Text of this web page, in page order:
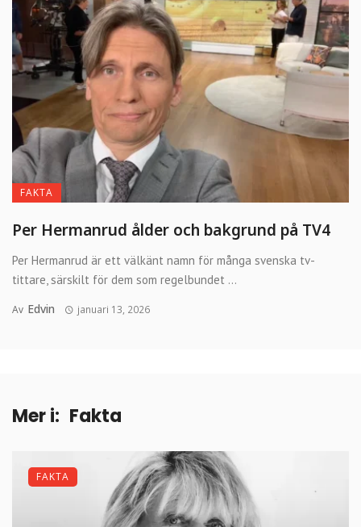
FAKTA
Per Hermanrud ålder och bakgrund på TV4
Per Hermanrud är ett välkänt namn för många svenska tv-
tittare, särskilt för dem som regelbundet ...
Av Edvin januari 13, 2026
Mer i: Fakta
FAKTA